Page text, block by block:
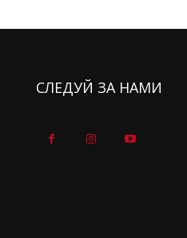
СЛЕДУЙ ЗА НАМИ